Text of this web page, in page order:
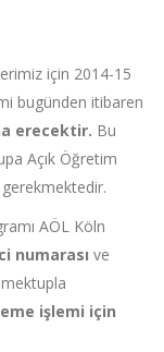
için 2014-15
bugünden itibaren
erecektir. Bu
Açık Öğretim
AÖL Köln
numarası ve
mektupla
işlemi için